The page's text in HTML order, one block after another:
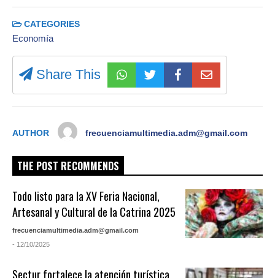
CATEGORIES
Economía
Share This
AUTHOR frecuenciamultimedia.adm@gmail.com
THE POST RECOMMENDS
Todo listo para la XV Feria Nacional,
Artesanal y Cultural de la Catrina 2025
frecuenciamultimedia.adm@gmail.com
- 12/10/2025
Sectur fortalece la atención turística